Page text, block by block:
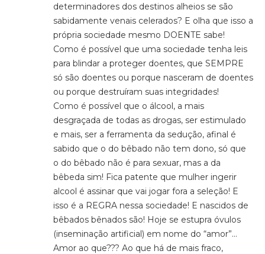
determinadores dos destinos alheios se são
sabidamente venais celerados? E olha que isso a
própria sociedade mesmo DOENTE sabe!
Como é possível que uma sociedade tenha leis
para blindar a proteger doentes, que SEMPRE
só são doentes ou porque nasceram de doentes
ou porque destruíram suas integridades!
Como é possível que o álcool, a mais
desgraçada de todas as drogas, ser estimulado
e mais, ser a ferramenta da sedução, afinal é
sabido que o do bêbado não tem dono, só que
o do bêbado não é para sexuar, mas a da
bêbeda sim! Fica patente que mulher ingerir
alcool é assinar que vai jogar fora a seleção! E
isso é a REGRA nessa sociedade! E nascidos de
bêbados bênados são! Hoje se estupra óvulos
(inseminação artificial) em nome do “amor”…
Amor ao que??? Ao que há de mais fraco,